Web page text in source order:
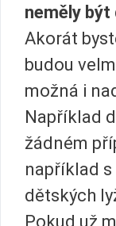
neměly být
Akorát
budou
možná i
Například
žádném
například
dětských
Pokud už